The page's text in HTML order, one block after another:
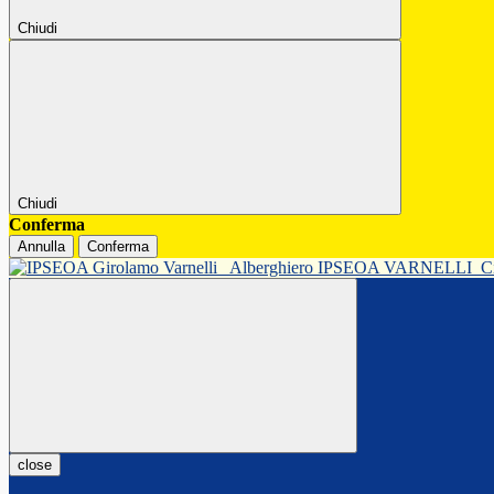
Chiudi
Chiudi
Conferma
Annulla Conferma
Alberghiero IPSEOA VARNELLI
close